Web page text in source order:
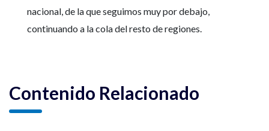
nacional, de la que seguimos muy por debajo,
continuando a la cola del resto de regiones.
Contenido Relacionado